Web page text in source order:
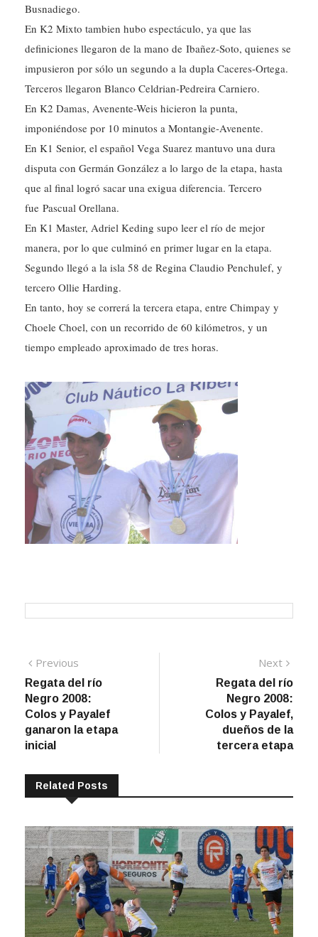
Busnadiego.
En K2 Mixto tambien hubo espectáculo, ya que las
definiciones llegaron de la mano de Ibañez-Soto, quienes se
impusieron por sólo un segundo a la dupla Caceres-Ortega.
Terceros llegaron Blanco Celdrian-Pedreira Carniero.
En K2 Damas, Avenente-Weis hicieron la punta,
imponiéndose por 10 minutos a Montangie-Avenente.
En K1 Senior, el español Vega Suarez mantuvo una dura
disputa con Germán González a lo largo de la etapa, hasta
que al final logró sacar una exigua diferencia. Tercero
fue Pascual Orellana.
En K1 Master, Adriel Keding supo leer el río de mejor
manera, por lo que culminó en primer lugar en la etapa.
Segundo llegó a la isla 58 de Regina Claudio Penchulef, y
tercero Ollie Harding.
En tanto, hoy se correrá la tercera etapa, entre Chimpay y
Choele Choel, con un recorrido de 60 kilómetros, y un
tiempo empleado aproximado de tres horas.
Navegación
de
entradas
Previous
post:
Regata del río
Negro 2008:
Colos y Payalef
ganaron la etapa
inicial
Next
post:
Regata del río
Negro 2008:
Colos y Payalef,
dueños de la
tercera etapa
Related Posts